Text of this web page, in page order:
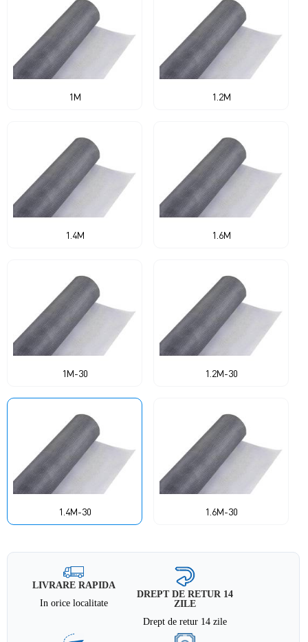
1M 1.2M
1.4M 1.6M
1M-30 1.2M-30
1.4M-30 1.6M-30
LIVRARE RAPIDA
In orice localitate
DREPT DE RETUR 14
ZILE
Drept de retur 14 zile